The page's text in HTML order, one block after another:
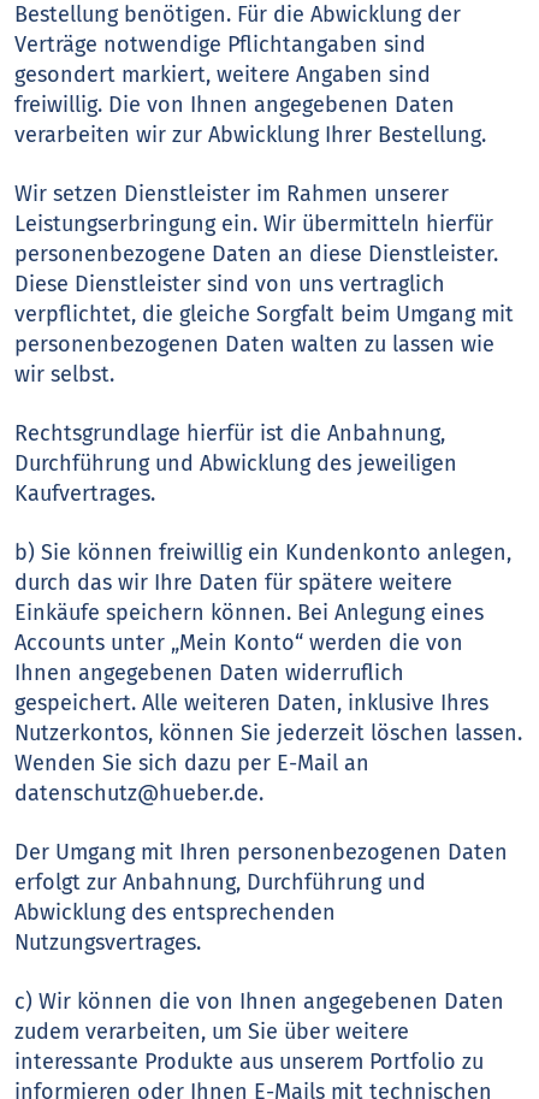
Bestellung benötigen. Für die Abwicklung der
Verträge notwendige Pflichtangaben sind
gesondert markiert, weitere Angaben sind
freiwillig. Die von Ihnen angegebenen Daten
verarbeiten wir zur Abwicklung Ihrer Bestellung.
Wir setzen Dienstleister im Rahmen unserer
Leistungserbringung ein. Wir übermitteln hierfür
personenbezogene Daten an diese Dienstleister.
Diese Dienstleister sind von uns vertraglich
verpflichtet, die gleiche Sorgfalt beim Umgang mit
personenbezogenen Daten walten zu lassen wie
wir selbst.
Rechtsgrundlage hierfür ist die Anbahnung,
Durchführung und Abwicklung des jeweiligen
Kaufvertrages.
b) Sie können freiwillig ein Kundenkonto anlegen,
durch das wir Ihre Daten für spätere weitere
Einkäufe speichern können. Bei Anlegung eines
Accounts unter „Mein Konto“ werden die von
Ihnen angegebenen Daten widerruflich
gespeichert. Alle weiteren Daten, inklusive Ihres
Nutzerkontos, können Sie jederzeit löschen lassen.
Wenden Sie sich dazu per E-Mail an
datenschutz@hueber.de.
Der Umgang mit Ihren personenbezogenen Daten
erfolgt zur Anbahnung, Durchführung und
Abwicklung des entsprechenden
Nutzungsvertrages.
c) Wir können die von Ihnen angegebenen Daten
zudem verarbeiten, um Sie über weitere
interessante Produkte aus unserem Portfolio zu
informieren oder Ihnen E-Mails mit technischen